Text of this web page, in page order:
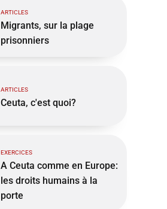
ARTICLES
Migrants, sur la plage
prisonniers
ARTICLES
Ceuta, c'est quoi?
EXERCICES
A Ceuta comme en Europe:
les droits humains à la
porte